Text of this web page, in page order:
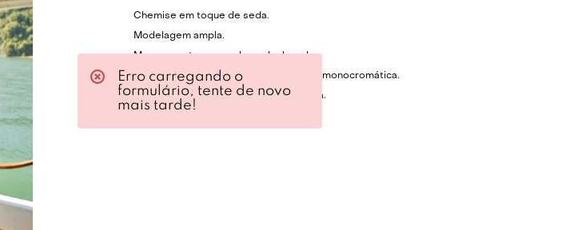
Chemise em toque de seda.
Modelagem ampla.
Mangas curtas em ombros deslocados.
Acabamento em padronagem bordada monocromática.
Fechamento frontal por botões de casa.
Erro carregando o
formulário, tente de novo
mais tarde!